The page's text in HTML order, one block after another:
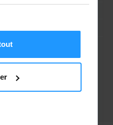
», vous